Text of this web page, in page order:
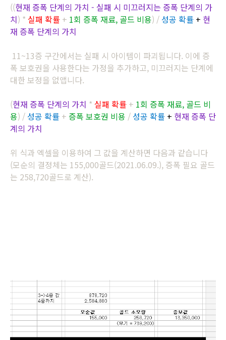
((현재 증폭 단계의 가치 - 실패 시 미끄러지는 증폭 단계의 가
치) * 실패 확률 + 1회 증폭 재료, 골드 비용) /성공 확률 + 현
재 증폭 단계의 가치
11~13증 구간에서는 실패 시 아이템이 파괴됩니다. 이에 증
폭 보호권을 사용한다는 가정을 추가하고, 미끄러지는 단계에
대한 보정을 없앱니다.
(현재 증폭 단계의 가치 * 실패 확률 + 1회 증폭 재료, 골드 비
용) /성공 확률 + 증폭 보호권 비용 /성공 확률 + 현재 증폭 단
계의 가치
위 식과 엑셀을 이용하여 그 값을 계산하면 다음과 같습니다
(모순의 결정체는 155,000골드(2021.06.09.), 증폭 필요 골드
는 258,720골드로 계산).